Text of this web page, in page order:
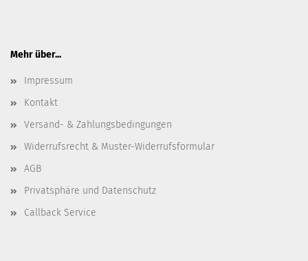
Mehr über...
Impressum
Kontakt
Versand- & Zahlungsbedingungen
Widerrufsrecht & Muster-Widerrufsformular
AGB
Privatsphäre und Datenschutz
Callback Service